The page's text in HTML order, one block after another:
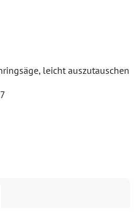
leicht auszutauschen